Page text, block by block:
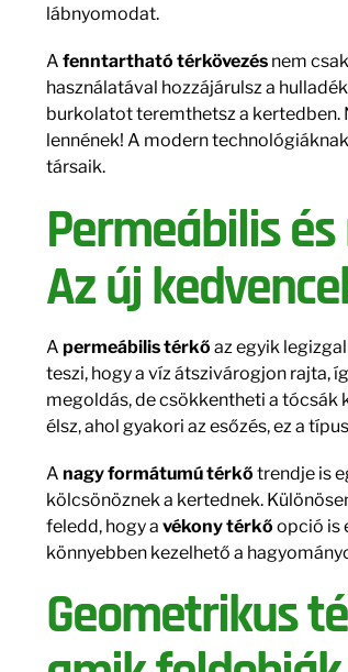
lábnyomodat.
A fenntartható térkövezés nem
használatával hozzájárulsz a
burkolatot teremthetsz a kertedben.
lennének! A modern
társaik.
Permeábilis
Az új
A permeábilis térkő az egyik
teszi, hogy a víz átszivárogjon rajta,
megoldás, de csökkentheti a tócsák
élsz, ahol gyakori az esőzés, ez a
A nagy formátumú térkő trendje is
kölcsönöznek a kertednek.
feledd, hogy a vékony térkő opció is
könnyebben kezelhető a
Geometrikus